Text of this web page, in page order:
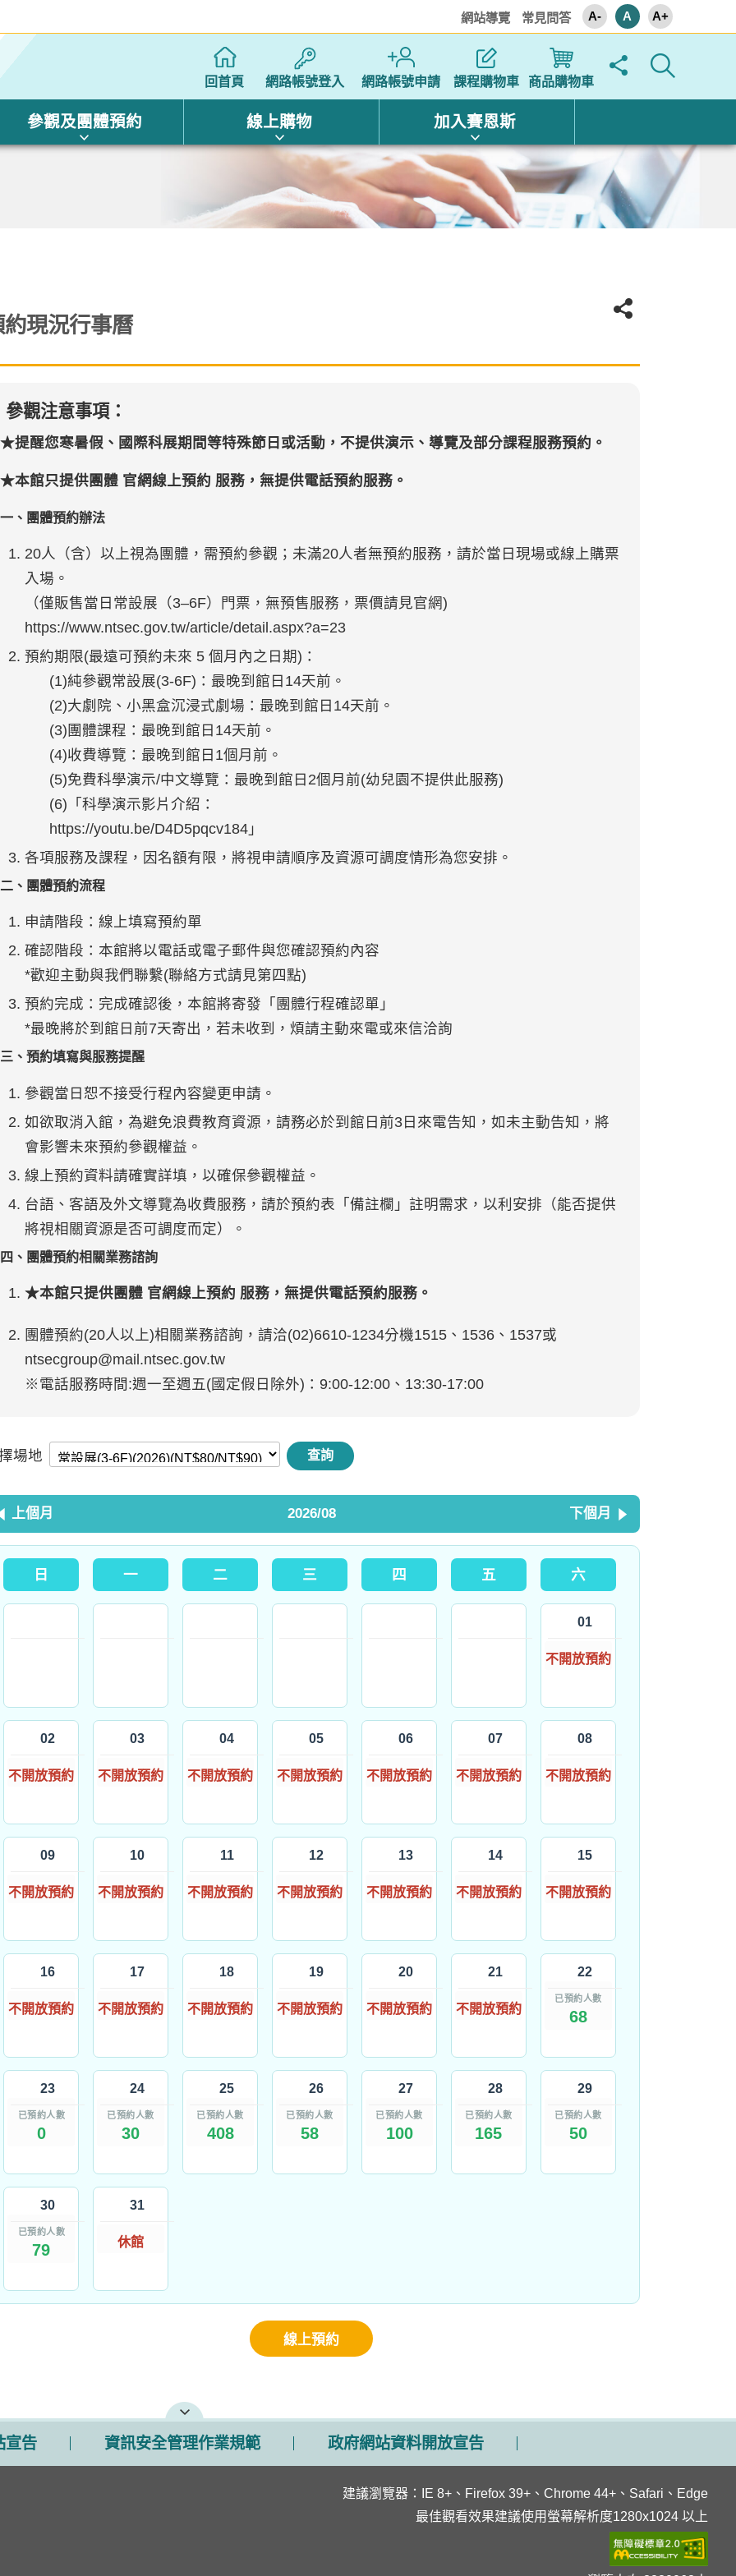
網站導覽 常見問答 A- A A+
回首頁 網路帳號登入 網路帳號申請 課程購物車 商品購物車
參觀及團體預約 線上購物 加入賽恩斯
約現況行事曆
參觀注意事項：
★提醒您寒暑假、國際科展期間等特殊節日或活動，不提供演示、導覽及部分課程服務預約。
★本館只提供團體 官網線上預約 服務，無提供電話預約服務。
一、團體預約辦法
20人（含）以上視為團體，需預約參觀；未滿20人者無預約服務，請於當日現場或線上購票
入場。
（僅販售當日常設展（3–6F）門票，無預售服務，票價請見官網)
https://www.ntsec.gov.tw/article/detail.aspx?a=23
預約期限(最遠可預約未來 5 個月內之日期)：
(1)純參觀常設展(3-6F)：最晚到館日14天前。
(2)大劇院、小黑盒沉浸式劇場：最晚到館日14天前。
(3)團體課程：最晚到館日14天前。
(4)收費導覽：最晚到館日1個月前。
(5)免費科學演示/中文導覽：最晚到館日2個月前(幼兒園不提供此服務)
(6)「科學演示影片介紹：
https://youtu.be/D4D5pqcv184」
各項服務及課程，因名額有限，將視申請順序及資源可調度情形為您安排。
二、團體預約流程
申請階段：線上填寫預約單
確認階段：本館將以電話或電子郵件與您確認預約內容
*歡迎主動與我們聯繫(聯絡方式請見第四點)
預約完成：完成確認後，本館將寄發「團體行程確認單」
*最晚將於到館日前7天寄出，若未收到，煩請主動來電或來信洽詢
三、預約填寫與服務提醒
參觀當日恕不接受行程內容變更申請。
如欲取消入館，為避免浪費教育資源，請務必於到館日前3日來電告知，如未主動告知，將
會影響未來預約參觀權益。
線上預約資料請確實詳填，以確保參觀權益。
台語、客語及外文導覽為收費服務，請於預約表「備註欄」註明需求，以利安排（能否提供
將視相關資源是否可調度而定）。
四、團體預約相關業務諮詢
★本館只提供團體 官網線上預約 服務，無提供電話預約服務。
團體預約(20人以上)相關業務諮詢，請洽(02)6610-1234分機1515、1536、1537或
ntsecgroup@mail.ntsec.gov.tw
※電話服務時間:週一至週五(國定假日除外)：9:00-12:00、13:30-17:00
場地 查詢
上個月 2026/08 下個月
日 一 二 三 四 五 六
01
不開放預約
02
不開放預約
03
不開放預約
04
不開放預約
05
不開放預約
06
不開放預約
07
不開放預約
08
不開放預約
09
不開放預約
10
不開放預約
11
不開放預約
12
不開放預約
13
不開放預約
14
不開放預約
15
不開放預約
16
不開放預約
17
不開放預約
18
不開放預約
19
不開放預約
20
不開放預約
21
不開放預約
22
已預約人數
68
23
已預約人數
0
24
已預約人數
30
25
已預約人數
408
26
已預約人數
58
27
已預約人數
100
28
已預約人數
165
29
已預約人數
50
30
已預約人數
79
31
休館
線上預約
宣告 資訊安全管理作業規範 政府網站資料開放宣告
建議瀏覽器：IE 8+、Firefox 39+、Chrome 44+、Safari、Edge
最佳觀看效果建議使用螢幕解析度1280x1024 以上